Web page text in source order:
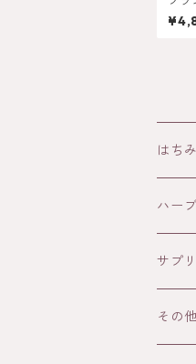
水
はち
ANAYA
ハー
サプ
その他